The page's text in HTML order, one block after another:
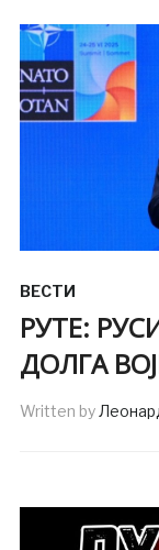
ВЕСТИ
РУТЕ:
ДОЛГА
Written by